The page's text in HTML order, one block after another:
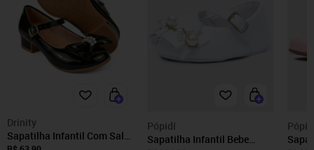
Drinity
Sapatilha Infantil Com Salto
Pópidí
Sapatilha Infantil Bebe